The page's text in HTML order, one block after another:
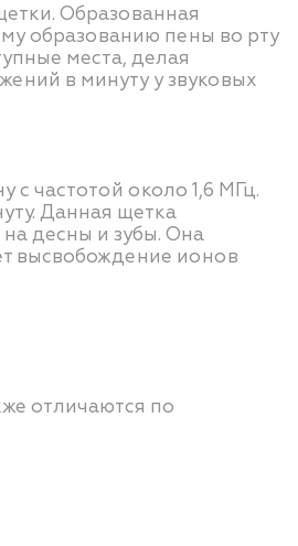
Образованная
образованию пены во рту
места, делая
в минуту у звуковых
с частотой около 1,6 МГц.
Данная щетка
десны и зубы. Она
высвобождение ионов
отличаются по